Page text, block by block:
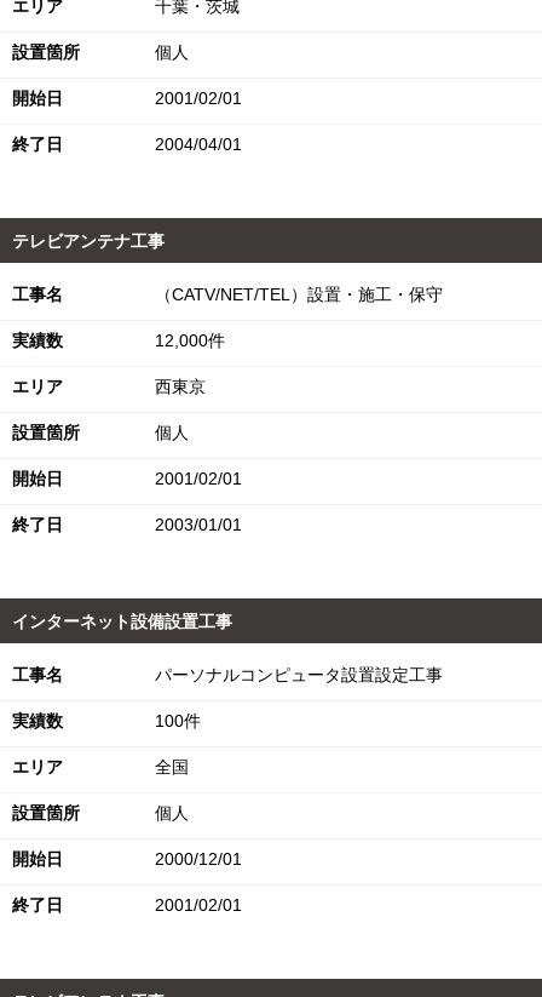
エリア 千葉・茨城
設置箇所 個人
開始日 2001/02/01
終了日 2004/04/01
テレビアンテナ工事
工事名 （CATV/NET/TEL）設置・施工・保守
実績数 12,000件
エリア 西東京
設置箇所 個人
開始日 2001/02/01
終了日 2003/01/01
インターネット設備設置工事
工事名 パーソナルコンピュータ設置設定工事
実績数 100件
エリア 全国
設置箇所 個人
開始日 2000/12/01
終了日 2001/02/01